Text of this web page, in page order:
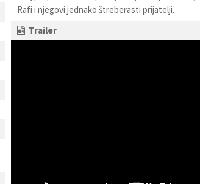
Rafi i njegovi jednako štreberasti prijatelji.
Trailer